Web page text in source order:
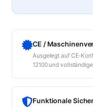
CE /
Ausgelegt auf CE-
12100 und
Funktionale